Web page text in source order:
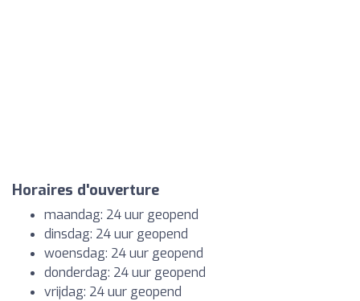
Horaires d'ouverture
maandag: 24 uur geopend
dinsdag: 24 uur geopend
woensdag: 24 uur geopend
donderdag: 24 uur geopend
vrijdag: 24 uur geopend